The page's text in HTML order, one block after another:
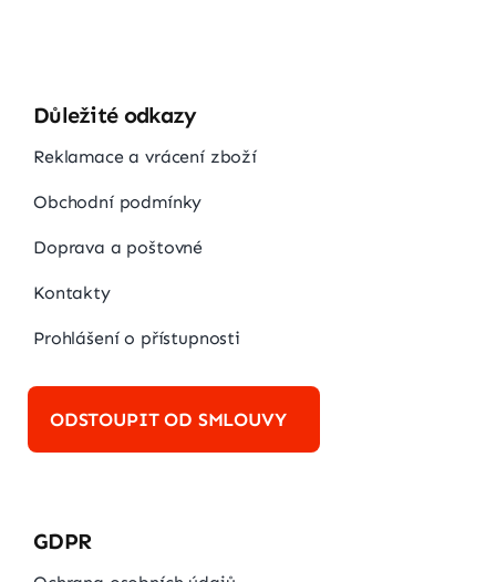
Důležité odkazy
Reklamace a vrácení zboží
Obchodní podmínky
Doprava a poštovné
Kontakty
Prohlášení o přístupnosti
ODSTOUPIT OD SMLOUVY
GDPR